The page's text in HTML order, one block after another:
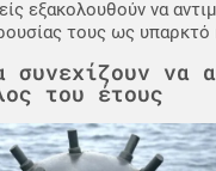
εξακολουθούν να
τους ως υπαρκτό
συνεχίζουν να
του έτους